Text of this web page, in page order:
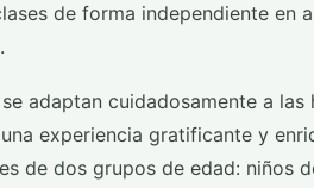
de forma independiente en
adaptan cuidadosamente a
experiencia gratificante y
de dos grupos de edad: niños